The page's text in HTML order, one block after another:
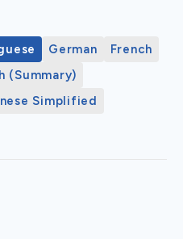
German
French
(Summary)
Simplified